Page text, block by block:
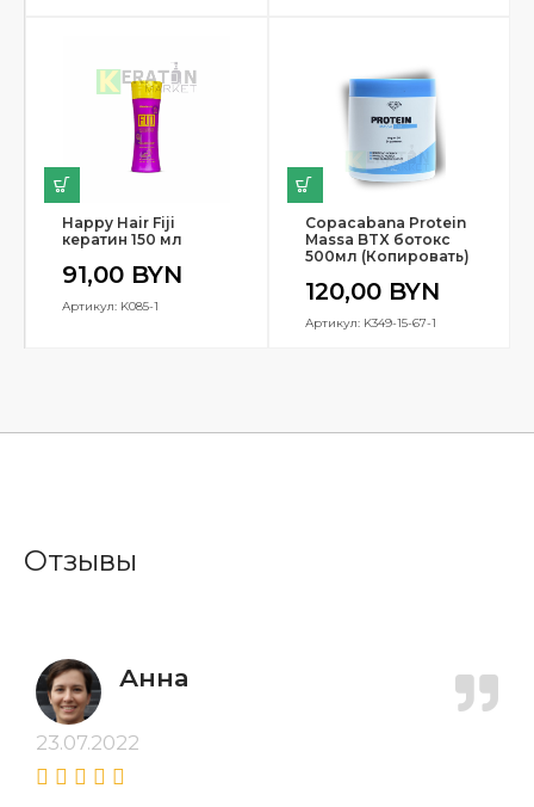
Happy Hair Fiji
кератин 150 мл
91,00 BYN
Артикул: K085-1
Copacabana Protein
Massa BTX ботокс
500мл (Копировать)
120,00 BYN
Артикул: K349-15-67-1
Отзывы
Анна
23.07.2022